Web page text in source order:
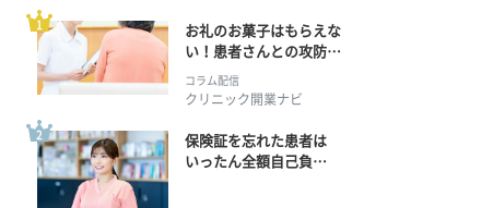
お礼のお菓子はもらえな
い！患者さんとの攻防の
コラム配信
クリニック開業ナビ
保険証を忘れた患者は
いったん全額自己負